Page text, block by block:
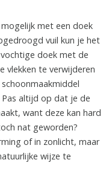
met een doek
vuil kun je het
doek met de
vlekken te verwijderen
altijd op dat je de
want deze kan hard
nat geworden?
of in zonlicht, maar
wijze te